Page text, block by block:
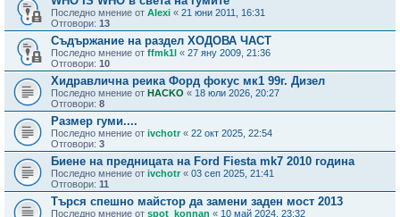
Последно мнение от Alexi « 21 юни 2011, 16:31
Отговори: 13
Съдържание на раздел ХОДОВА ЧАСТ
Последно мнение от ffmk1l « 27 яну 2009, 21:36
Отговори: 10
Хидравлична реика Форд фокус мк1 99г. Дизел
Последно мнение от HACKO « 18 юли 2026, 20:27
Отговори: 8
Размер гуми....
Последно мнение от ivchotr« 22 окт 2025, 22:54
Отговори: 3
Биене на предницата на Ford Fiesta mk7 2010 година
Последно мнение от ivchotr « 03 сеп 2025, 21:41
Отговори: 11
Търся спешно майстор да замени заден мост 2013
Последно мнение от spot_konnan « 10 май 2024, 23:32